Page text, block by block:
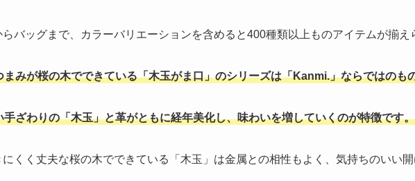
らバッグまで、カラーバリエーションを含めると400種類以上ものアイテムが揃え
まみが桜の木でできている「木玉がま口」のシリーズは「Kanmi.」ならではのも
手ざわりの「木玉」と革がともに経年美化し、味わいを増していくのが特徴です。
にくく丈夫な桜の木でできている「木玉」は金属との相性もよく、気持ちのいい